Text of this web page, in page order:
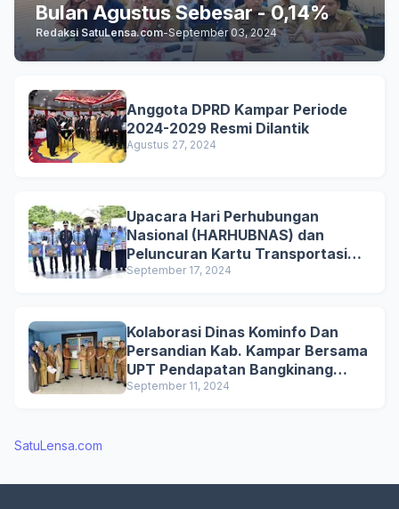
Bulan Agustus Sebesar - 0,14%
Redaksi SatuLensa.com-September 03, 2024
Anggota DPRD Kampar Periode
2024-2029 Resmi Dilantik
Agustus 27, 2024
Upacara Hari Perhubungan
Nasional (HARHUBNAS) dan
Peluncuran Kartu Transportasi
Pelajar Gratis
September 17, 2024
Kolaborasi Dinas Kominfo Dan
Persandian Kab. Kampar Bersama
UPT Pendapatan Bangkinang
untuk Mensosialisasikan
September 11, 2024
SatuLensa.com